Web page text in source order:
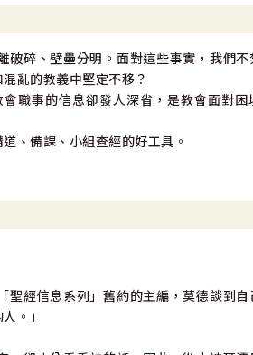
碎、壁壘分明。面對這些事實，我們不
亂的教義中堅定不移？
職事的信息卻發人深省，是教會面對困
、備課、小組查經的好工具。
經信息系列」舊約的主編，莫德談到
。」